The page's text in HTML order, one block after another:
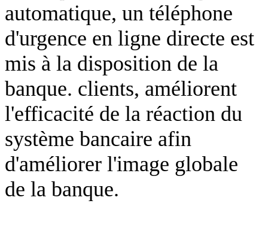
automatique, un téléphone
d'urgence en ligne directe est
mis à la disposition de la
banque. clients, améliorent
l'efficacité de la réaction du
système bancaire afin
d'améliorer l'image globale
de la banque.